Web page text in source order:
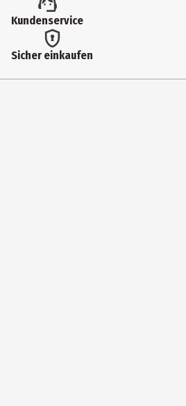
Lizenz (spw)
Funko Video Games
Hersteller
Kundenservice
Sicher einkaufen